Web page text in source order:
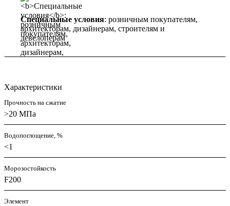
Специальные условия: розничным покупателям,
архитекторам, дизайнерам, строителям и
девелоперам
Характеристики
Прочность на сжатие
>20 МПа
Водопоглощение, %
<1
Морозостойкость
F200
Элемент